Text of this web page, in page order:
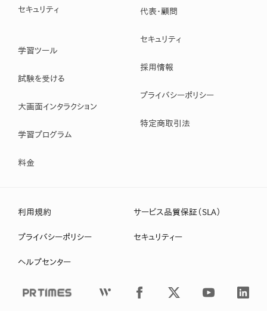
セキュリティ
学習ツール
試験を受ける
大画面インタラクション
学習プログラム
料金
代表・顧問
セキュリティ
採用情報
プライバシーポリシー
特定商取引法
利用規約 サービス品質保証（SLA）
プライバシーポリシー セキュリティー
ヘルプセンター